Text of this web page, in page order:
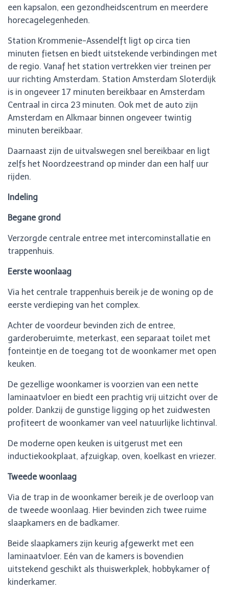
een kapsalon, een gezondheidscentrum en meerdere
horecagelegenheden.
Station Krommenie-Assendelft ligt op circa tien
minuten fietsen en biedt uitstekende verbindingen met
de regio. Vanaf het station vertrekken vier treinen per
uur richting Amsterdam. Station Amsterdam Sloterdijk
is in ongeveer 17 minuten bereikbaar en Amsterdam
Centraal in circa 23 minuten. Ook met de auto zijn
Amsterdam en Alkmaar binnen ongeveer twintig
minuten bereikbaar.
Daarnaast zijn de uitvalswegen snel bereikbaar en ligt
zelfs het Noordzeestrand op minder dan een half uur
rijden.
Indeling
Begane grond
Verzorgde centrale entree met intercominstallatie en
trappenhuis.
Eerste woonlaag
Via het centrale trappenhuis bereik je de woning op de
eerste verdieping van het complex.
Achter de voordeur bevinden zich de entree,
garderoberuimte, meterkast, een separaat toilet met
fonteintje en de toegang tot de woonkamer met open
keuken.
De gezellige woonkamer is voorzien van een nette
laminaatvloer en biedt een prachtig vrij uitzicht over de
polder. Dankzij de gunstige ligging op het zuidwesten
profiteert de woonkamer van veel natuurlijke lichtinval.
De moderne open keuken is uitgerust met een
inductiekookplaat, afzuigkap, oven, koelkast en vriezer.
Tweede woonlaag
Via de trap in de woonkamer bereik je de overloop van
de tweede woonlaag. Hier bevinden zich twee ruime
slaapkamers en de badkamer.
Beide slaapkamers zijn keurig afgewerkt met een
laminaatvloer. Eén van de kamers is bovendien
uitstekend geschikt als thuiswerkplek, hobbykamer of
kinderkamer.